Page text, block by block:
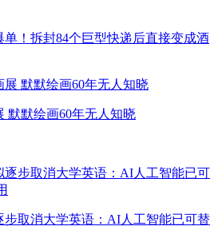
！拆封84个巨型快递后直接变成酒
默默绘画60年无人知晓
步取消大学英语：AI人工智能已可替